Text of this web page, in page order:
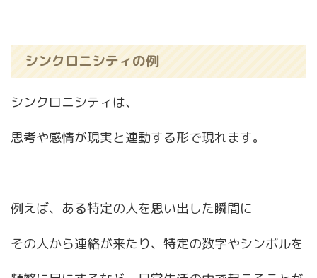
シンクロニシティの例
シンクロニシティは、
思考や感情が現実と連動する形で現れます。
例えば、ある特定の人を思い出した瞬間に
その人から連絡が来たり、特定の数字やシンボルを